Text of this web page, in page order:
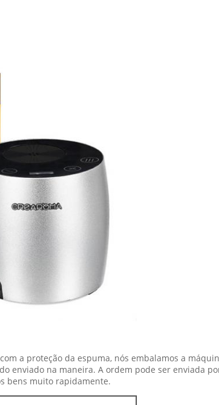
a proteção da espuma, nós embalamos a
enviado na maneira. A ordem pode ser enviada
bens muito rapidamente.